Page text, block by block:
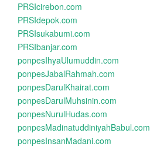
PRSIcirebon.com
PRSIdepok.com
PRSIsukabumi.com
PRSIbanjar.com
ponpesIhyaUlumuddin.com
ponpesJabalRahmah.com
ponpesDarulKhairat.com
ponpesDarulMuhsinin.com
ponpesNurulHudas.com
ponpesMadinatuddiniyahBabul.com
ponpesInsanMadani.com